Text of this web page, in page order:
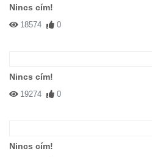
Nincs cím!
18574 0
Nincs cím!
19274 0
Nincs cím!